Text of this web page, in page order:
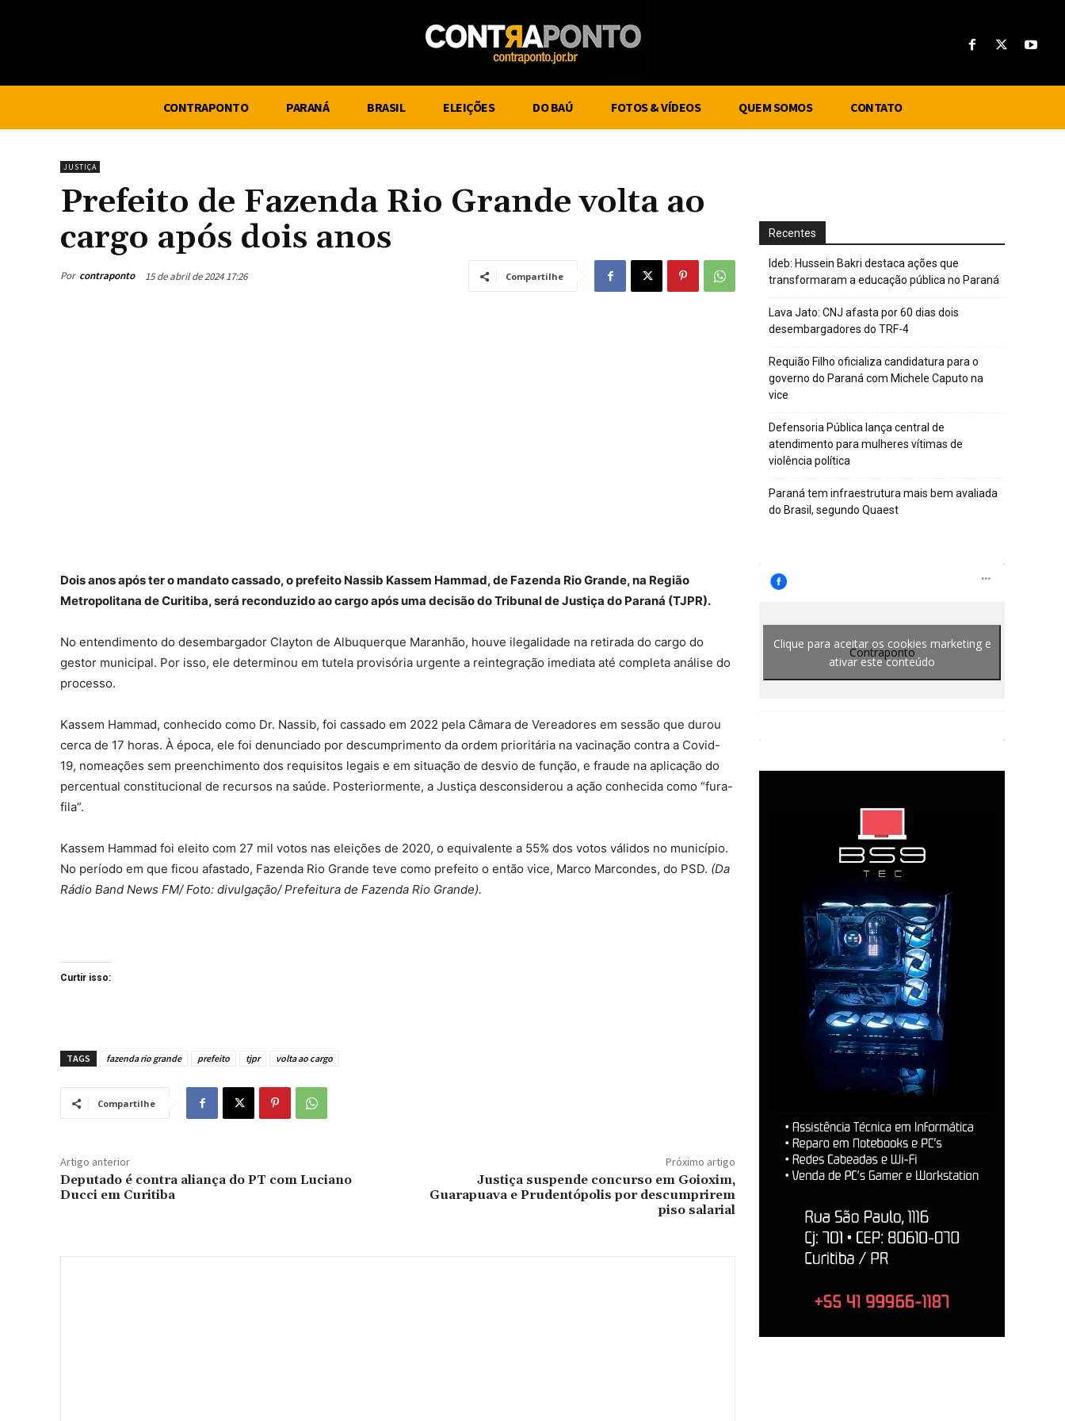
CONTRAPONTO PARANÁ BRASIL ELEIÇÕES DO BAÚ FOTOS & VÍDEOS QUEM SOMOS CONTATO
JUSTIÇA
Prefeito de Fazenda Rio Grande volta ao
cargo após dois anos
Por contraponto 15 de abril de 2024 17:26 Compartilhe
Dois anos após ter o mandato cassado, o prefeito Nassib Kassem Hammad, de Fazenda Rio Grande, na Região
Metropolitana de Curitiba, será reconduzido ao cargo após uma decisão do Tribunal de Justiça do Paraná (TJPR).
No entendimento do desembargador Clayton de Albuquerque Maranhão, houve ilegalidade na retirada do cargo do
gestor municipal. Por isso, ele determinou em tutela provisória urgente a reintegração imediata até completa análise do
processo.
Kassem Hammad, conhecido como Dr. Nassib, foi cassado em 2022 pela Câmara de Vereadores em sessão que durou
cerca de 17 horas. À época, ele foi denunciado por descumprimento da ordem prioritária na vacinação contra a Covid-
19, nomeações sem preenchimento dos requisitos legais e em situação de desvio de função, e fraude na aplicação do
percentual constitucional de recursos na saúde. Posteriormente, a Justiça desconsiderou a ação conhecida como “fura-
fila”.
Kassem Hammad foi eleito com 27 mil votos nas eleições de 2020, o equivalente a 55% dos votos válidos no município.
No período em que ficou afastado, Fazenda Rio Grande teve como prefeito o então vice, Marco Marcondes, do PSD. (Da
Rádio Band News FM/ Foto: divulgação/ Prefeitura de Fazenda Rio Grande).
Curtir isso:
TAGS fazenda rio grande prefeito tjpr volta ao cargo
Compartilhe
Artigo anterior
Deputado é contra aliança do PT com Luciano
Ducci em Curitiba
Próximo artigo
Justiça suspende concurso em Goioxim,
Guarapuava e Prudentópolis por descumprirem
piso salarial
Recentes
Ideb: Hussein Bakri destaca ações que
transformaram a educação pública no Paraná
Lava Jato: CNJ afasta por 60 dias dois
desembargadores do TRF-4
Requião Filho oficializa candidatura para o
governo do Paraná com Michele Caputo na
vice
Defensoria Pública lança central de
atendimento para mulheres vítimas de
violência política
Paraná tem infraestrutura mais bem avaliada
do Brasil, segundo Quaest
Contraponto
Clique para aceitar os cookies marketing e
ativar este conteúdo